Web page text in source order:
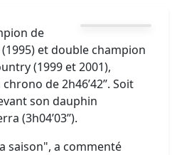
de
et double champion
(1999 et 2001),
de 2h46’42’’. Soit
son dauphin
(3h04’03’’).
saison", a commenté